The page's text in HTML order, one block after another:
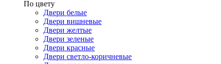
По цвету
Двери белые
Двери вишневые
Двери желтые
Двери зеленые
Двери красные
Двери светло-коричневые